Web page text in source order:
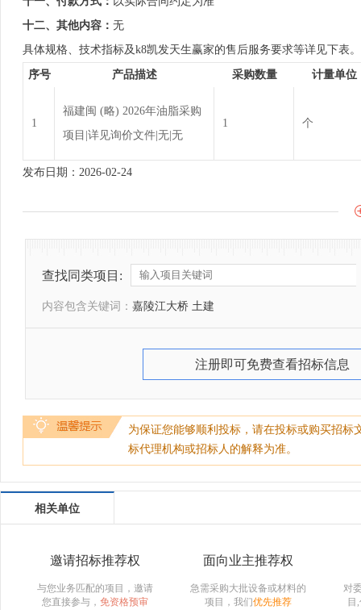
十二、其他内容： 无
具体规格、技术指标及k8凯发天生赢家的售后服务要求等详见下表。
序号 产品描述 采购数量 计量单位
1
福建闽 (略) 2026年油脂采购
项目|详见询价文件|无|无
1 个
发布日期：2026-02-24
查找同类项目:
内容包含关键词： 嘉陵江大桥 土建
注册即可免费查看招标信息
为保证您能够顺利投标，请在投标或购买招
标代理机构或招标人的解释为准。
相关单位
邀请招标推荐权
与您业务匹配的项目，邀请
您直接参与， 免资格预审
面向业主推荐权
急需采购大批设备或材料的
项目，我们优先推荐
对
目